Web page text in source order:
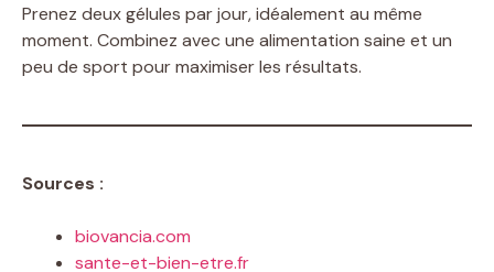
Prenez deux gélules par jour, idéalement au même
moment. Combinez avec une alimentation saine et un
peu de sport pour maximiser les résultats.
Sources :
biovancia.com
sante-et-bien-etre.fr